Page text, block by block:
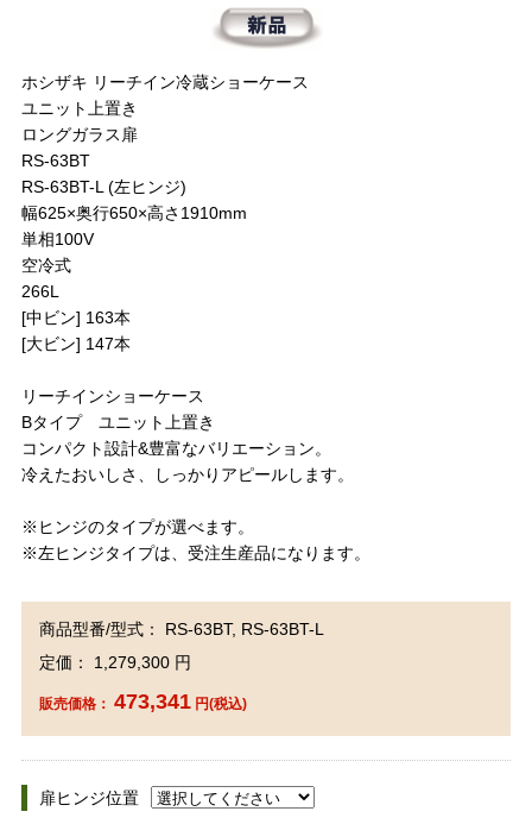
ホシザキ リーチイン冷蔵ショーケース
ユニット上置き
ロングガラス扉
RS-63BT
RS-63BT-L (左ヒンジ)
幅625×奥行650×高さ1910mm
単相100V
空冷式
266L
[中ビン] 163本
[大ビン] 147本
リーチインショーケース
Bタイプ ユニット上置き
コンパクト設計&豊富なバリエーション。
冷えたおいしさ、しっかりアピールします。
※ヒンジのタイプが選べます。
※左ヒンジタイプは、受注生産品になります。
商品型番/型式： RS-63BT, RS-63BT-L
定価： 1,279,300 円
販売価格： 473,341円(税込)
扉ヒンジ位置